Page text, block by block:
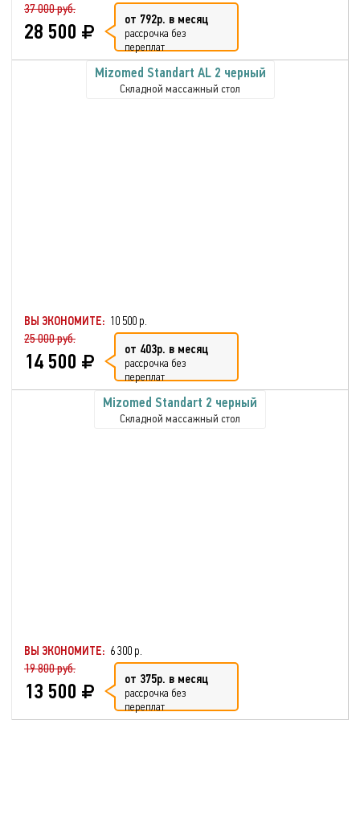
37 000 руб.
28 500 от 792р. в месяц
рассрочка без
переплат
Mizomed Standart AL 2 черный
Складной массажный стол
ВЫ ЭКОНОМИТЕ: 10 500 р.
25 000 руб.
14 500 от 403р. в месяц
рассрочка без
переплат
Mizomed Standart 2 черный
Складной массажный стол
ВЫ ЭКОНОМИТЕ: 6 300 р.
19 800 руб.
13 500 от 375р. в месяц
рассрочка без
переплат